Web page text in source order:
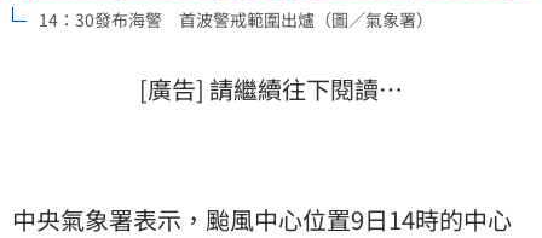
14：30發布海警 首波警戒範圍出爐（圖／氣象署）
[廣告] 請繼續往下閱讀…
中央氣象署表示，颱風中心位置9日14時的中心